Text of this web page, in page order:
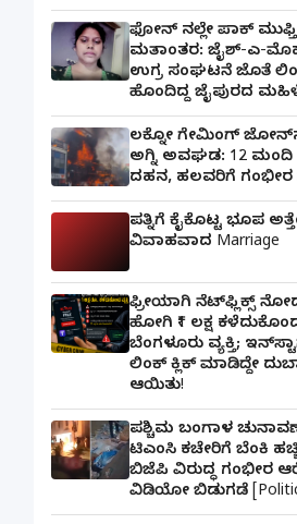
ಫೋನ್ ನಲ್ಲೇ ಪಾಕ್
ಮತಾಂತರ: ಜೈಶ್-ಎ-
ಉಗ್ರ ಸಂಘಟನೆ ಜೊತೆ
ಹೊಂದಿದ್ದ ಜೈಪುರದ
ಲಕ್ನೋ ಗೇಮಿಂಗ್
ಅಗ್ನಿ ಅವಘಡ: 12 ಮಂದಿ
ದಹನ, ಹಲವರಿಗೆ
ಪತ್ನಿಗೆ ಕೈಕೊಟ್ಟ ಭೂಪ
ವಿವಾಹವಾದ Marriage
ಫ್ರೀಯಾಗಿ ನೆಟ್‌ಫ್ಲಿಕ್ಸ್
ಹೋಗಿ ₹1 ಲಕ್ಷ
ಬೆಂಗಳೂರು ವ್ಯಕ್ತಿ;
ಲಿಂಕ್ ಕ್ಲಿಕ್ ಮಾಡಿದ್ದೇ
ಆಯಿತು!
ಪಶ್ಚಿಮ ಬಂಗಾಳ
ಟಿಎಂಸಿ ಕಚೇರಿಗೆ ಬೆಂಕಿ
ಬಿಜೆಪಿ ವಿರುದ್ಧ ಗಂಭೀರ
ವಿಡಿಯೋ ಬಿಡುಗಡೆ